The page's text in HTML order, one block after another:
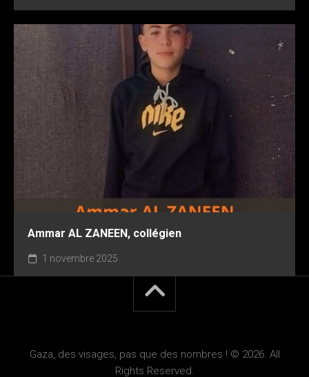
Ammar AL ZANEEN, collégien
1 novembre 2025
Gaza, des visages, pas que des nombres ! © 2026. All
Rights Reserved.